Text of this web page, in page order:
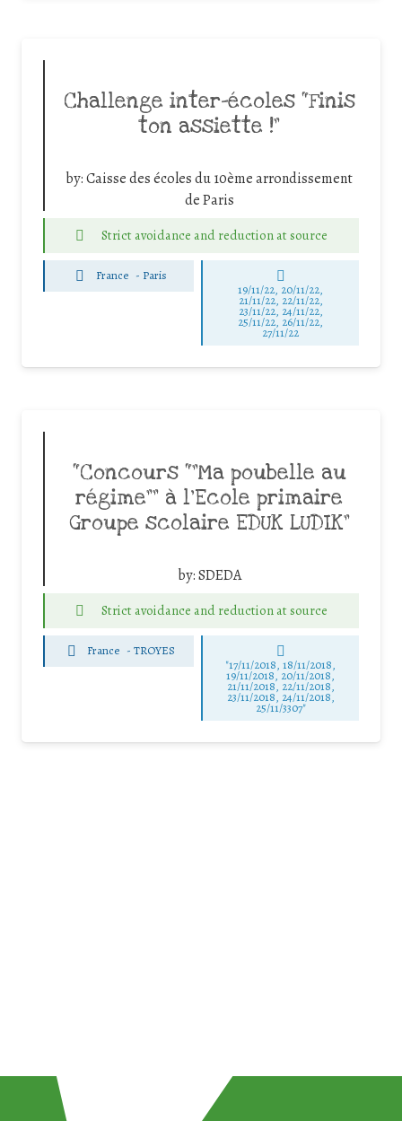
Challenge inter-écoles “Finis
ton assiette !”
by:Caisse des écoles du 10ème arrondissement
de Paris
Strict avoidance and reduction at source
France - Paris
19/11/22, 20/11/22,
21/11/22, 22/11/22,
23/11/22, 24/11/22,
25/11/22, 26/11/22,
27/11/22
“Concours “”Ma poubelle au
régime”” à l’Ecole primaire
Groupe scolaire EDUK LUDIK”
by:SDEDA
Strict avoidance and reduction at source
France -TROYES
"17/11/2018, 18/11/2018,
19/11/2018, 20/11/2018,
21/11/2018, 22/11/2018,
23/11/2018, 24/11/2018,
25/11/3307"